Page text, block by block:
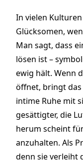
In vielen
Glücksomen,
Man sagt, dass
lösen ist –
ewig hält. Wenn
öffnet, bringt das
intime Ruhe mit
gesättigter, die
herum scheint
anzuhalten. Als
denn sie verleiht